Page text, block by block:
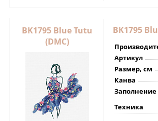
BK1795 Blue Tutu
(DMC)
BK1795
Артикул
Размер, см
Канва
Заполнение
Техника